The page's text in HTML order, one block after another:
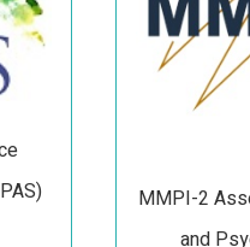
MMPI-2
and